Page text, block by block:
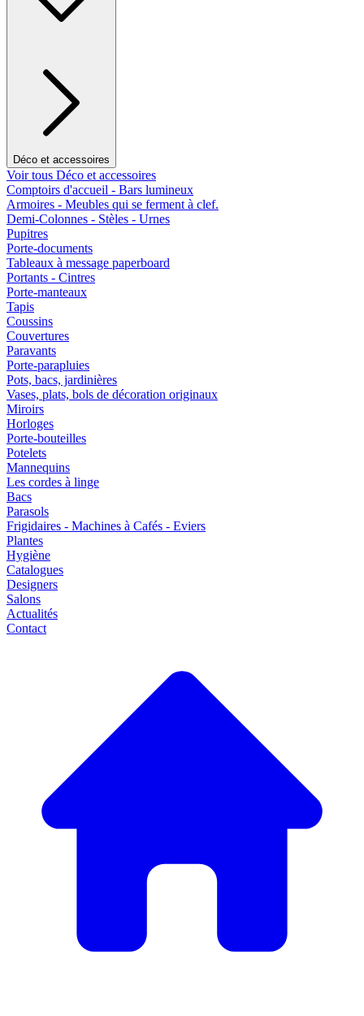
Déco et accessoires
Voir tous Déco et accessoires
Comptoirs d'accueil - Bars lumineux
Armoires - Meubles qui se ferment à clef.
Demi-Colonnes - Stèles - Urnes
Pupitres
Porte-documents
Tableaux à message paperboard
Portants - Cintres
Porte-manteaux
Tapis
Coussins
Couvertures
Paravants
Porte-parapluies
Pots, bacs, jardinières
Vases, plats, bols de décoration originaux
Miroirs
Horloges
Porte-bouteilles
Potelets
Mannequins
Les cordes à linge
Bacs
Parasols
Frigidaires - Machines à Cafés - Eviers
Plantes
Hygiène
Catalogues
Designers
Salons
Actualités
Contact